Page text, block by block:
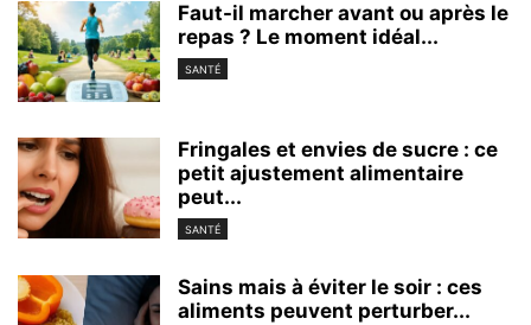
Faut-il marcher avant ou après le
repas ? Le moment idéal...
SANTÉ
Fringales et envies de sucre : ce
petit ajustement alimentaire
peut...
SANTÉ
Sains mais à éviter le soir : ces
aliments peuvent perturber...